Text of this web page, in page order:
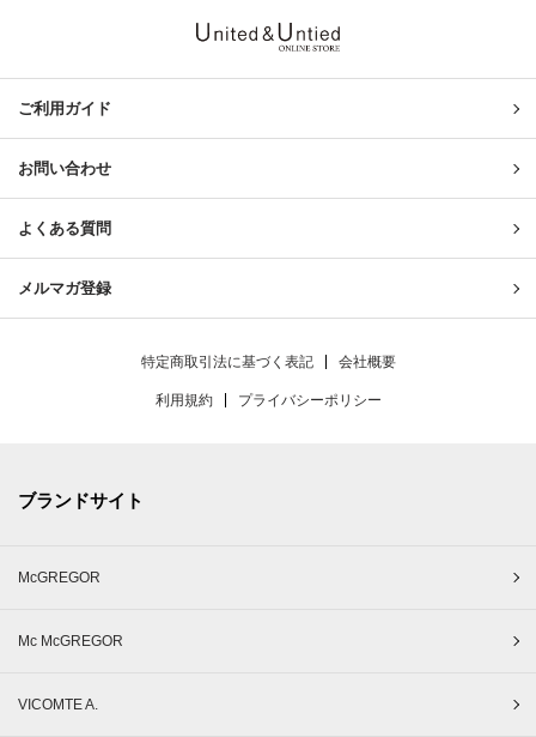
ご利用ガイド
お問い合わせ
よくある質問
メルマガ登録
特定商取引法に基づく表記 会社概要
利用規約 プライバシーポリシー
ブランドサイト
McGREGOR
Mc McGREGOR
VICOMTE A.